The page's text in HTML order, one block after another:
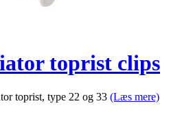
toprist clips
toprist, type 22 og 33 (Læs mere)